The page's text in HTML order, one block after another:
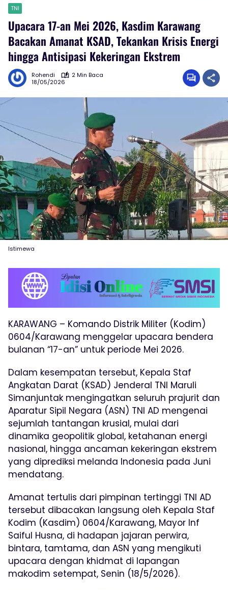
TNI
Upacara 17-an Mei 2026, Kasdim Karawang
Bacakan Amanat KSAD, Tekankan Krisis Energi
hingga Antisipasi Kekeringan Ekstrem
Rohendi
2 Min Baca
18/05/2026
Istimewa
KARAWANG – Komando Distrik Militer (Kodim)
0604/Karawang menggelar upacara bendera
bulanan “17-an” untuk periode Mei 2026.
Dalam kesempatan tersebut, Kepala Staf
Angkatan Darat (KSAD) Jenderal TNI Maruli
Simanjuntak mengingatkan seluruh prajurit dan
Aparatur Sipil Negara (ASN) TNI AD mengenai
sejumlah tantangan krusial, mulai dari
dinamika geopolitik global, ketahanan energi
nasional, hingga ancaman kekeringan ekstrem
yang diprediksi melanda Indonesia pada Juni
mendatang.
Amanat tertulis dari pimpinan tertinggi TNI AD
tersebut dibacakan langsung oleh Kepala Staf
Kodim (Kasdim) 0604/Karawang, Mayor Inf
Saiful Husna, di hadapan jajaran perwira,
bintara, tamtama, dan ASN yang mengikuti
upacara dengan khidmat di lapangan
makodim setempat, Senin (18/5/2026).